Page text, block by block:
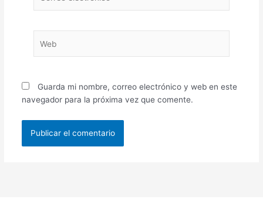
electrónico*
Guarda mi nombre, correo electrónico y web en este
navegador para la próxima vez que comente.